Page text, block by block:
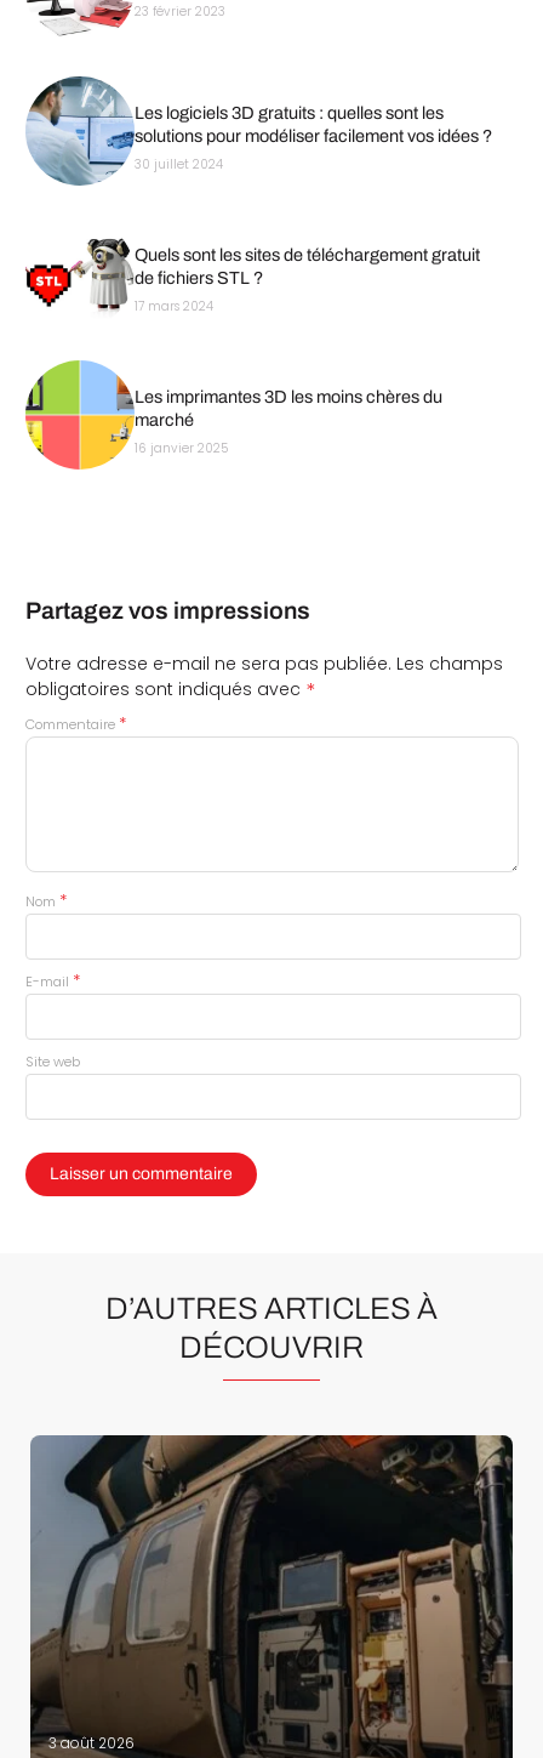
23 février 2023
Les logiciels 3D gratuits : quelles sont les
solutions pour modéliser facilement vos idées ?
30 juillet 2024
Quels sont les sites de téléchargement gratuit
de fichiers STL ?
17 mars 2024
Les imprimantes 3D les moins chères du
marché
16 janvier 2025
Partagez vos impressions
Votre adresse e-mail ne sera pas publiée. Les champs
obligatoires sont indiqués avec *
Commentaire *
Nom *
E-mail *
Site web
D’AUTRES ARTICLES À
DÉCOUVRIR
3 août 2026